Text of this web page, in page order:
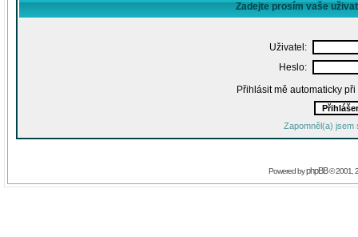
Zadejte prosím vaše
Uživatel:
Heslo:
Přihlásit mě automaticky
Zapomněl(a) jsem
Powered byphpBB© 2001,